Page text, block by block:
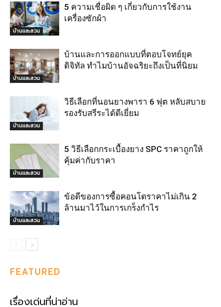
บ้านและสวน
5 ความเชื่อผิด ๆ เกี่ยวกับการใช้งาน
เครื่องซักผ้า
บ้านและสวน
บ้านและการออกแบบที่ตอบโจทย์ยุค
ดิจิทัล ทำไมบ้านอัจฉริยะถึงเป็นที่นิยม
บ้านและสวน
วิธีเลือกที่นอนยางพารา 6 ฟุต หลับสบาย
รองรับสรีระได้ดีเยี่ยม
บ้านและสวน
5 วิธีเลือกกระเบื้องยาง SPC ราคาถูกให้
คุ้มค่ากับราคา
บ้านและสวน
ข้อดีของการซื้อคอนโดราคาไม่เกิน 2
ล้านมาไว้ในการเกร็งกำไร
FEATURED
เรื่องเด่นที่น่าอ่าน